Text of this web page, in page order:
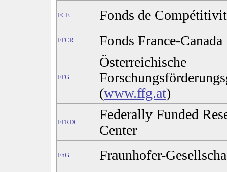
FCE Fonds de
FFCR Fonds France-
FFG
Österreichische
(www.ffg.at)
FFRDC
Federally Funded
Center
FhG Fraunhofer-